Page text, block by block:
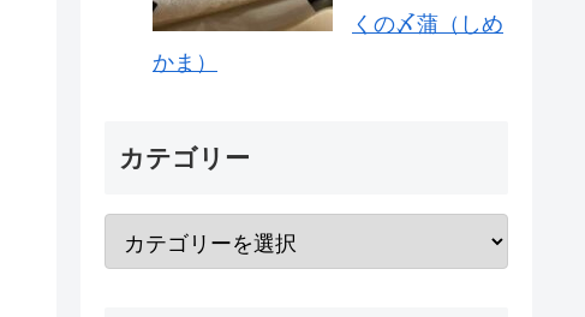
くの〆蒲（しめ
かま）
カテゴリー